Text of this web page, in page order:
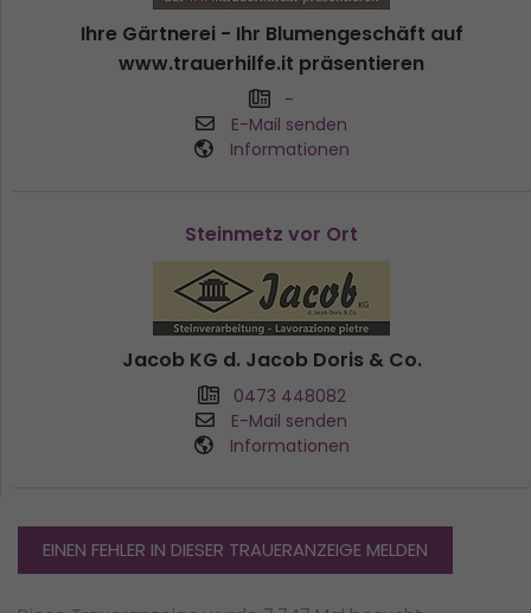
Ihre Gärtnerei - Ihr Blumengeschäft auf
www.trauerhilfe.it präsentieren
-
E-Mail senden
Informationen
Steinmetz vor Ort
Jacob KG d. Jacob Doris & Co.
0473 448082
E-Mail senden
Informationen
EINEN FEHLER IN DIESER TRAUERANZEIGE MELDEN